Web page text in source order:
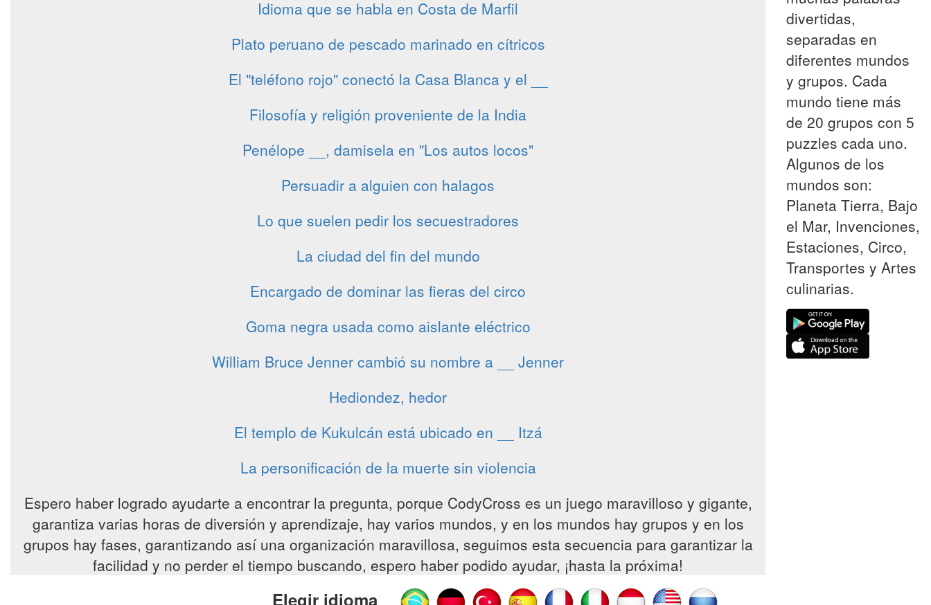
Idioma que se habla en Costa de Marfil
Plato peruano de pescado marinado en cítricos
El "teléfono rojo" conectó la Casa Blanca y el __
Filosofía y religión proveniente de la India
Penélope __, damisela en "Los autos locos"
Persuadir a alguien con halagos
Lo que suelen pedir los secuestradores
La ciudad del fin del mundo
Encargado de dominar las fieras del circo
Goma negra usada como aislante eléctrico
William Bruce Jenner cambió su nombre a __ Jenner
Hediondez, hedor
El templo de Kukulcán está ubicado en __ Itzá
La personificación de la muerte sin violencia
Espero haber logrado ayudarte a encontrar la pregunta, porque CodyCross es un juego maravilloso y gigante,
garantiza varias horas de diversión y aprendizaje, hay varios mundos, y en los mundos hay grupos y en los
grupos hay fases, garantizando así una organización maravillosa, seguimos esta secuencia para garantizar la
facilidad y no perder el tiempo buscando, espero haber podido ayudar, ¡hasta la próxima!
divertidas,
separadas en
diferentes mundos
y grupos. Cada
mundo tiene más
de 20 grupos con 5
puzzles cada uno.
Algunos de los
mundos son:
Planeta Tierra, Bajo
el Mar, Invenciones,
Estaciones, Circo,
Transportes y Artes
culinarias.
Elegir idioma